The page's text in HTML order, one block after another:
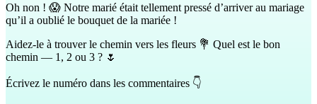
Oh non ! 😱 Notre marié était tellement pressé d’arriver au mariage
qu’il a oublié le bouquet de la mariée !
Aidez-le à trouver le chemin vers les fleurs 💐 Quel est le bon
chemin — 1, 2 ou 3 ? 🌷
Écrivez le numéro dans les commentaires 👇